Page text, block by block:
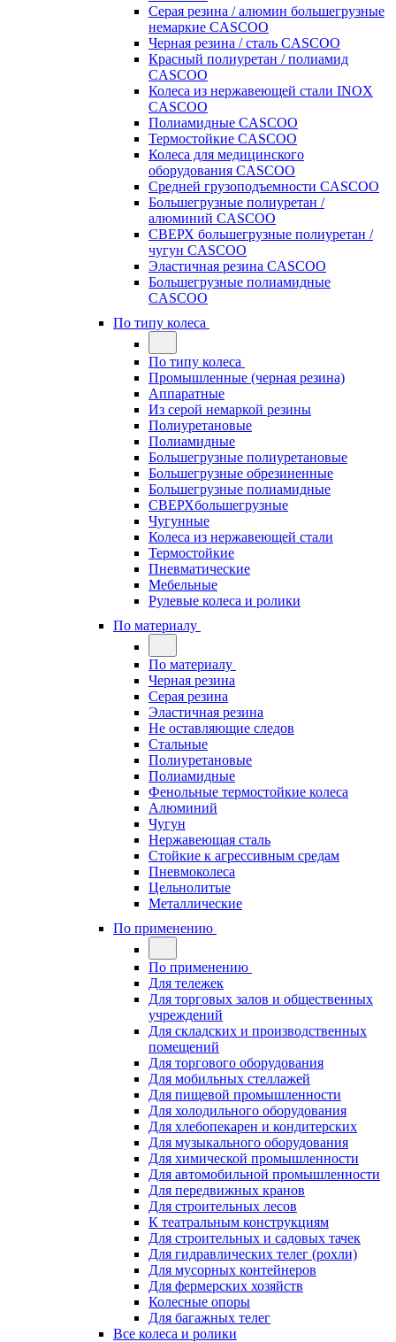
Серая резина / алюмин большегрузные
немаркие CASCOO
Черная резина / сталь CASCOO
Красный полиуретан / полиамид
CASCOO
Колеса из нержавеющей стали INOX
CASCOO
Полиамидные CASCOO
Термостойкие CASCOO
Колеса для медицинского
оборудования CASCOO
Средней грузоподъемности CASCOO
Большегрузные полиуретан /
алюминий CASCOO
СВЕРХ большегрузные полиуретан /
чугун CASCOO
Эластичная резина CASCOO
Большегрузные полиамидные
CASCOO
По типу колеса
По типу колеса
Промышленные (черная резина)
Аппаратные
Из серой немаркой резины
Полиуретановые
Полиамидные
Большегрузные полиуретановые
Большегрузные обрезиненные
Большегрузные полиамидные
СВЕРХбольшегрузные
Чугунные
Колеса из нержавеющей стали
Термостойкие
Пневматические
Мебельные
Рулевые колеса и ролики
По материалу
По материалу
Черная резина
Серая резина
Эластичная резина
Не оставляющие следов
Стальные
Полиуретановые
Полиамидные
Фенольные термостойкие колеса
Алюминий
Чугун
Нержавеющая сталь
Стойкие к агрессивным средам
Пневмоколеса
Цельнолитые
Металлические
По применению
По применению
Для тележек
Для торговых залов и общественных
учреждений
Для складских и производственных
помещений
Для торгового оборудования
Для мобильных стеллажей
Для пищевой промышленности
Для холодильного оборудования
Для хлебопекарен и кондитерских
Для музыкального оборудования
Для химической промышленности
Для автомобильной промышленности
Для передвижных кранов
Для строительных лесов
К театральным конструкциям
Для строительных и садовых тачек
Для гидравлических телег (рохли)
Для мусорных контейнеров
Для фермерских хозяйств
Колесные опоры
Для багажных телег
Все колеса и ролики